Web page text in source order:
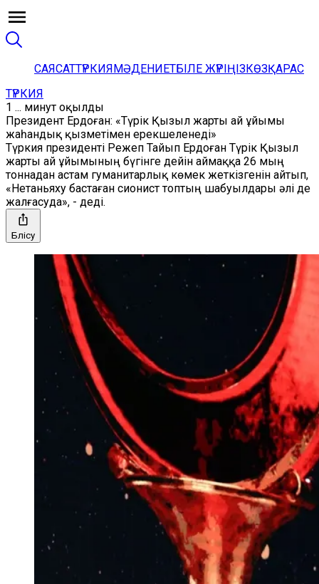
САЯСАТТҮРКИЯМӘДЕНИЕТБІЛЕ ЖҮРІҢІЗКӨЗҚАРАС
ТҮРКИЯ
1 ... минут оқылды
Президент Ердоған: «Түрік Қызыл жарты ай ұйымы
жаһандық қызметімен ерекшеленеді»
Түркия президенті Режеп Тайып Ердоған Түрік Қызыл
жарты ай ұйымының бүгінге дейін аймаққа 26 мың
тоннадан астам гуманитарлық көмек жеткізгенін айтып,
«Нетаньяху бастаған сионист топтың шабуылдары әлі де
жалғасуда», - деді.
Бөлісу